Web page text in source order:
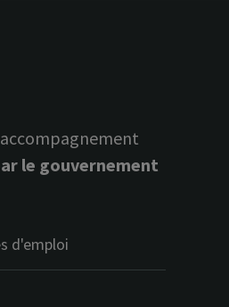
le gouvernement
d'emploi